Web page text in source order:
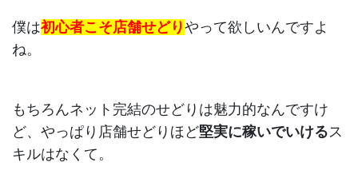
僕は初心者こそ店舗せどりやって欲しいんですよ
ね。
もちろんネット完結のせどりは魅力的なんですけ
ど、やっぱり店舗せどりほど堅実に稼いでいけるス
キルはなくて。